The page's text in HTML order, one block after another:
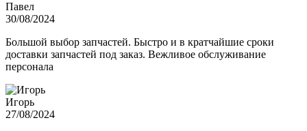
Павел
30/08/2024
Большой выбор запчастей. Быстро и в кратчайшие сроки
доставки запчастей под заказ. Вежливое обслуживание
персонала
Игорь
27/08/2024